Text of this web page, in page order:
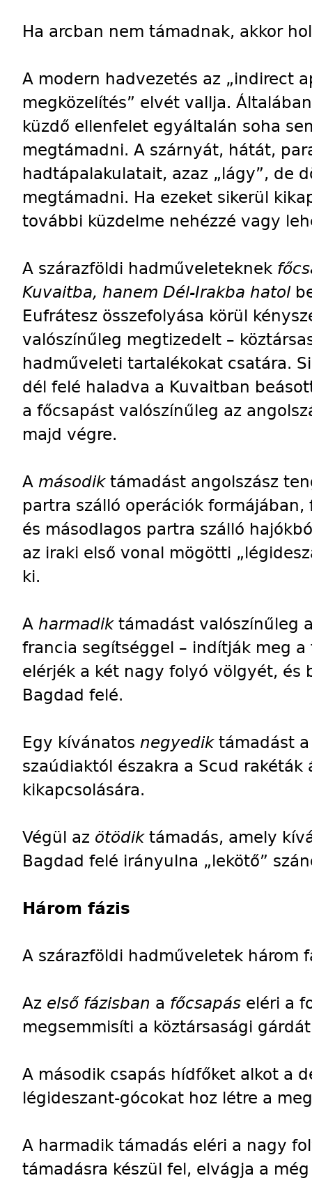
Ha arcban nem támadnak, akkor
A modern hadvezetés az „indirect
megközelítés” elvét vallja.
küzdő ellenfelet egyáltalán soha
megtámadni. A szárnyát, hátát,
hadtápalakulatait, azaz „lágy”, de
megtámadni. Ha ezeket sikerül
további küzdelme nehézzé vagy
A szárazföldi hadműveleteknek
Kuvaitba, hanem Dél-Irakba hatol
Eufrátesz összefolyása körül
valószínűleg megtizedelt –
hadműveleti tartalékokat csatára.
dél felé haladva a Kuvaitban
a főcsapást valószínűleg az
majd végre.
A második támadást angolszász
partra szálló operációk
és másodlagos partra szálló
az iraki első vonal mögötti
ki.
A harmadik támadást valószínűleg
francia segítséggel – indítják meg
elérjék a két nagy folyó völgyét, és
Bagdad felé.
Egy kívánatos negyedik támadást
szaúdiaktól északra a Scud rakéták
kikapcsolására.
Végül az ötödik támadás, amely
Bagdad felé irányulna „lekötő”
Három fázis
A szárazföldi hadműveletek három
Az első fázisban a főcsapás eléri a
megsemmisíti a köztársasági
A második csapás hídfőket alkot a
légideszant-gócokat hoz létre a
A harmadik támadás eléri a nagy
támadásra készül fel, elvágja a